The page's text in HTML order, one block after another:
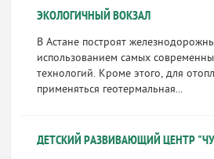
ЭКОЛОГИЧНЫЙ ВОКЗАЛ
В Астане построят
использованием самых
технологий. Кроме этого, для
применяться геотермальная...
ДЕТСКИЙ РАЗВИВАЮЩИЙ ЦЕНТР